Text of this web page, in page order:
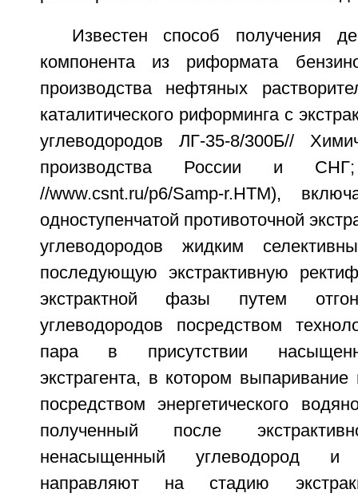
Известен способ получения
компонента из риформата
производства нефтяных
каталитического риформинга с
углеводородов ЛГ-35-8/300Б//
производства России и
//www.csnt.ru/p6/Samp-r.HTM),
одноступенчатой противоточной
углеводородов жидким
последующую экстрактивную
экстрактной фазы путем
углеводородов посредством
пара в присутствии
экстрагента, в котором
посредством энергетического
полученный после
ненасыщенный углеводород и
направляют на стадию